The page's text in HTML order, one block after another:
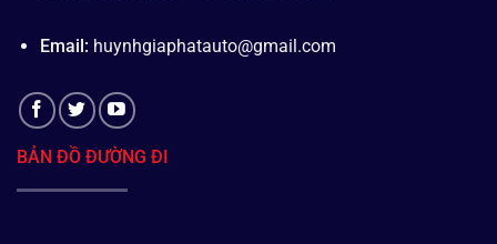
Email: huynhgiaphatauto@gmail.com
BẢN ĐỒ ĐƯỜNG ĐI